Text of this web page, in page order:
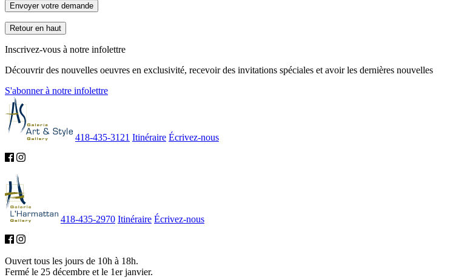
Envoyer votre demande
Retour en haut
Inscrivez-vous à notre infolettre
Découvrir des nouvelles oeuvres en exclusivité, recevoir des invitations spéciales et avoir les dernières nouvelles
S'abonner à notre infolettre
418-435-3121 Itinéraire Écrivez-nous
418-435-2970 Itinéraire Écrivez-nous
Ouvert tous les jours de 10h à 18h.
Fermé le 25 décembre et le 1er janvier.